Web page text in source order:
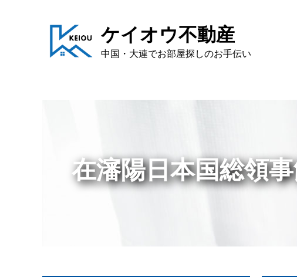
ケイオウ不動産
中国・大連でお部屋探しのお手伝い
在瀋陽日本国総領